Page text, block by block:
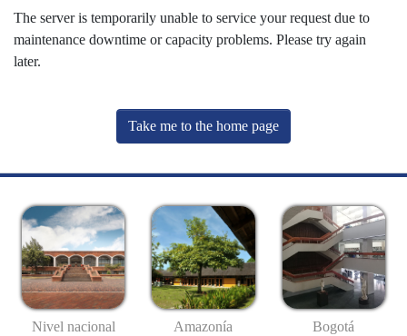
The server is temporarily unable to service your request due to
maintenance downtime or capacity problems. Please try again
later.
Take me to the home page
Nivel nacional Amazonía Bogotá